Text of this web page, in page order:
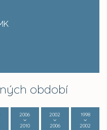
období
2006
2010
2002
2006
1998
2002